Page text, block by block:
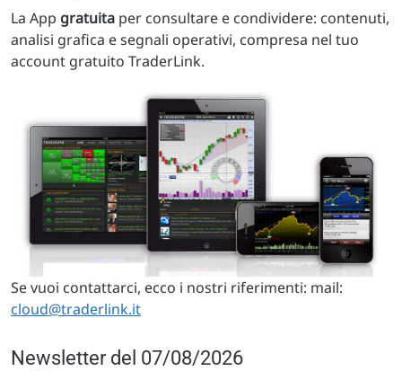
La App gratuita per consultare e condividere: contenuti,
analisi grafica e segnali operativi, compresa nel tuo
account gratuito TraderLink.
Se vuoi contattarci, ecco i nostri riferimenti: mail:
cloud@traderlink.it
Newsletter del 07/08/2026